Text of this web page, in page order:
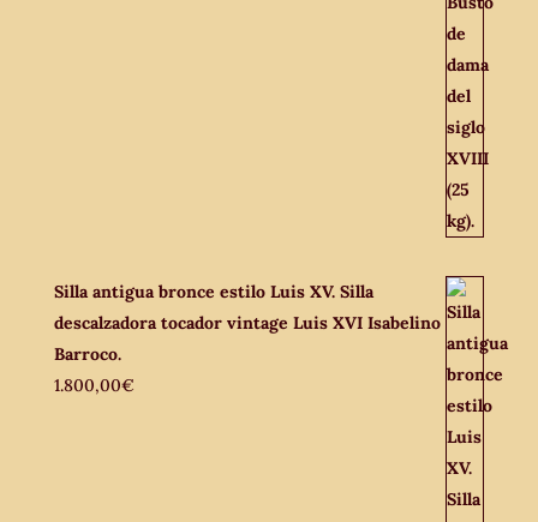
Silla antigua bronce estilo Luis XV. Silla
descalzadora tocador vintage Luis XVI Isabelino
Barroco.
1.800,00€